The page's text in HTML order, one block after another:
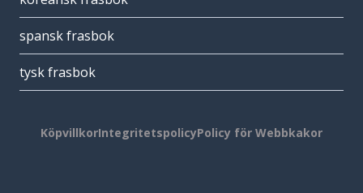
spansk frasbok
tysk frasbok
KöpvillkorIntegritetspolicyPolicy för Webbkakor